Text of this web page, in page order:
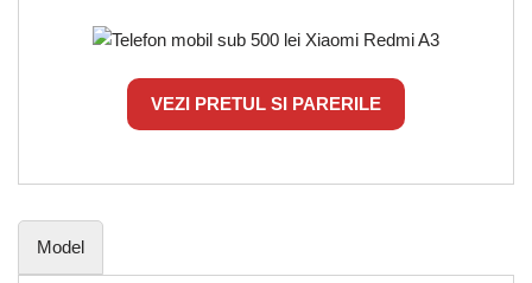
VEZI PRETUL SI PARERILE
Model